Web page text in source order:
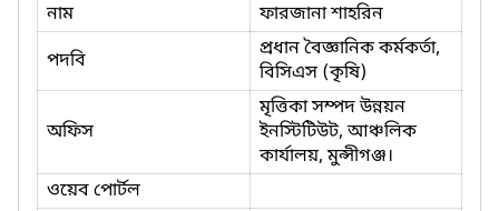
নাম
ফারজানা শাহরিন
পদবি
প্রধান বৈজ্ঞানিক কর্মকর্তা,
বিসিএস (কৃষি)
অফিস
মৃত্তিকা সম্পদ উন্নয়ন
ইনস্টিটিউট, আঞ্চলিক
কার্যালয়, মুন্সীগঞ্জ।
ওয়েব পোর্টল